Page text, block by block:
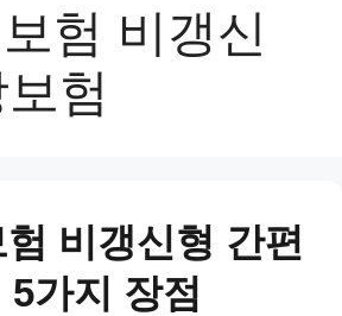
험 비갱신
험
비갱신형 간편
5가지 장점